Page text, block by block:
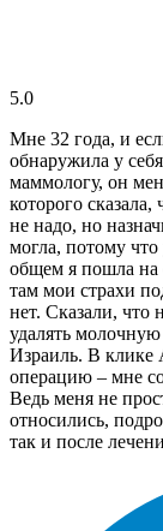
5.0
Мне 32 года, и
обнаружила у
маммологу, он
которого
не надо, но
могла, потому
общем я пошла на
там мои страхи
нет. Сказали, что
удалять молочную
Израиль. В клике
операцию – мне
Ведь меня не
относились,
так и после